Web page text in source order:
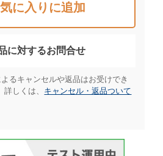
に入りに追加
に対するお問合せ​
るキャンセルや返品はお受けでき
しくは、 キャンセル・返品ついて